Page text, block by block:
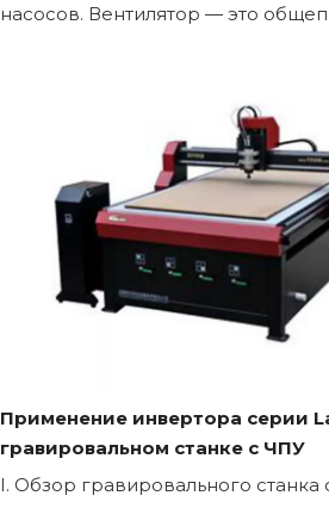
насосов. Вентилятор — это
Применение инвертора серии
гравировальном станке с ЧПУ
I. Обзор гравировального станка